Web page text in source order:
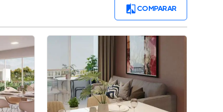
Entrar no Apto
Simulador de Financiamento
Encontre um corretor
Entrar no Apto
COMPARAR